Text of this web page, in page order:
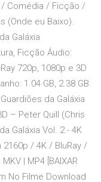
/ Comédia / Ficção /
(Onde eu Baixo).
Galáxia
Ficção Áudio:
720p, 1080p e 3D
1.04 GB, 2.38 GB
da Galáxia
– Peter Quill (Chris
Galáxia Vol. 2 - 4K
/ 4K / BluRay /
| MP4 [BAIXAR
No Filme Download